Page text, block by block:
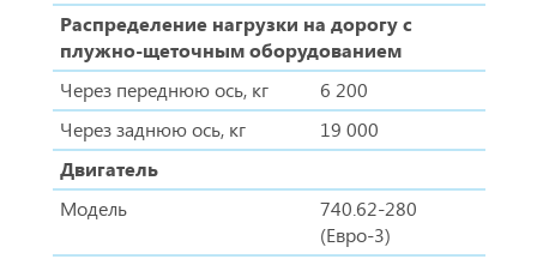
Распределение нагрузки на дорогу с
плужно-щеточным оборудованием
Через переднюю ось, кг
6 200
Через заднюю ось, кг
19 000
Двигатель
Модель
740.62-280
(Евро-3)